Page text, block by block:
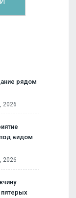
рядом
2026
видом
2026
пятерых